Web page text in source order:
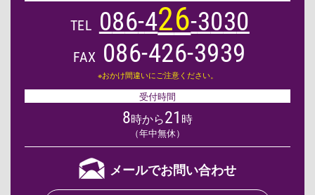
TEL 086-426-3030
FAX 086-426-3939
※おかけ間違いにご注意ください。
受付時間
8時から21 時
（年中無休）
メールでお問い合わせ